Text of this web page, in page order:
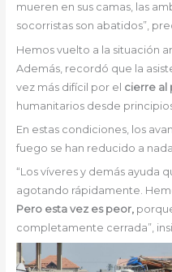
mueren en sus camas, las
socorristas son abatidos”,
Hemos vuelto a la situación
Además, recordó que la
vez más difícil por el cierre al
humanitarios desde
En estas condiciones, los
fuego se han reducido a nada.
“Los víveres y demás ayuda
agotando rápidamente.
Pero esta vez es peor,
completamente cerrada”,